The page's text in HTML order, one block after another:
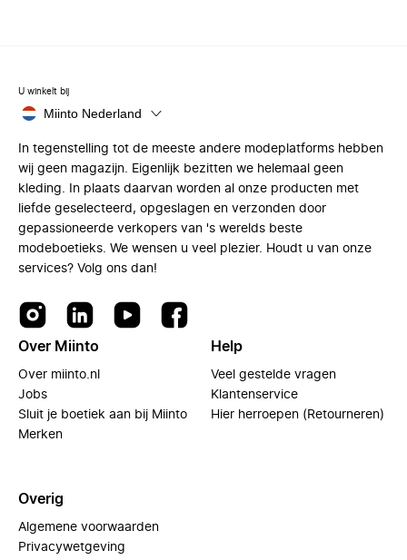
U winkelt bij
Miinto Nederland
In tegenstelling tot de meeste andere modeplatforms hebben
wij geen magazijn. Eigenlijk bezitten we helemaal geen
kleding. In plaats daarvan worden al onze producten met
liefde geselecteerd, opgeslagen en verzonden door
gepassioneerde verkopers van 's werelds beste
modeboetieks. We wensen u veel plezier. Houdt u van onze
services? Volg ons dan!
Over Miinto
Over miinto.nl
Jobs
Sluit je boetiek aan bij Miinto
Merken
Help
Veel gestelde vragen
Klantenservice
Hier herroepen (Retourneren)
Overig
Algemene voorwaarden
Privacywetgeving